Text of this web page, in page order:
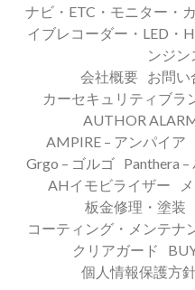
ナビ・ETC・モニター・
イブレコーダー・LED・
ンジン
会社概要 お問い
カーセキュリティブラ
AUTHOR
AMPIRE – アンパイア
Grgo – ゴルゴ
Panthera
AHイモビライザー
板金修理・塗装
コーティング・メンテナ
クリアガード
個人情報保護方